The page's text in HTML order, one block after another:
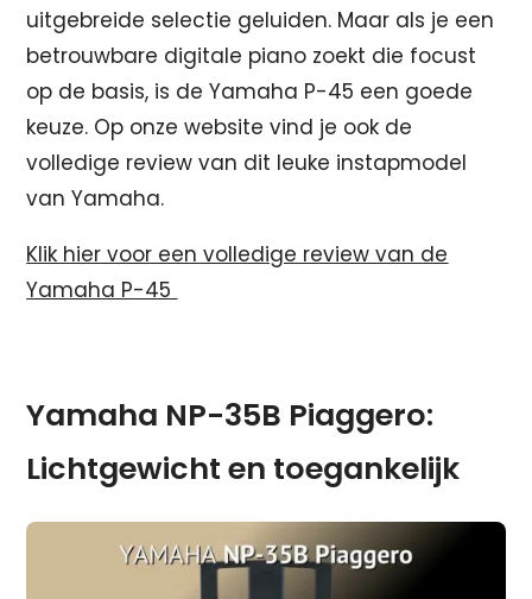
uitgebreide selectie geluiden. Maar als je een
betrouwbare digitale piano zoekt die focust
op de basis, is de Yamaha P-45 een goede
keuze. Op onze website vind je ook de
volledige review van dit leuke instapmodel
van Yamaha.
Klik hier voor een volledige review van de
Yamaha P-45
Yamaha NP-35B Piaggero:
Lichtgewicht en toegankelijk